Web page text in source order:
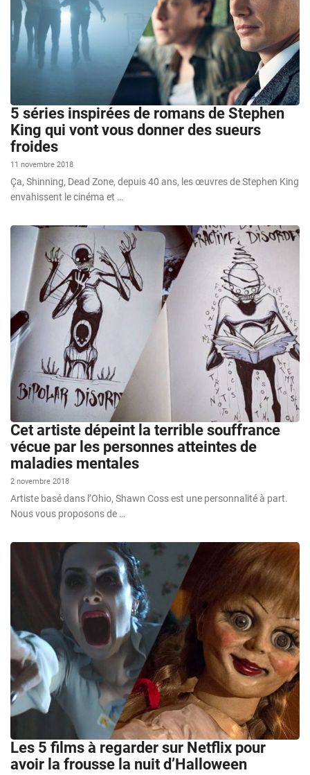
5 séries inspirées de romans de Stephen
King qui vont vous donner des sueurs
froides
11 novembre 2018
Ça, Shinning, Dead Zone, depuis 40 ans, les œuvres de Stephen King
envahissent le cinéma et …
Cet artiste dépeint la terrible souffrance
vécue par les personnes atteintes de
maladies mentales
2 novembre 2018
Artiste basé dans l’Ohio, Shawn Coss est une personnalité à part.
Nous vous proposons de …
Les 5 films à regarder sur Netflix pour
avoir la frousse la nuit d’Halloween